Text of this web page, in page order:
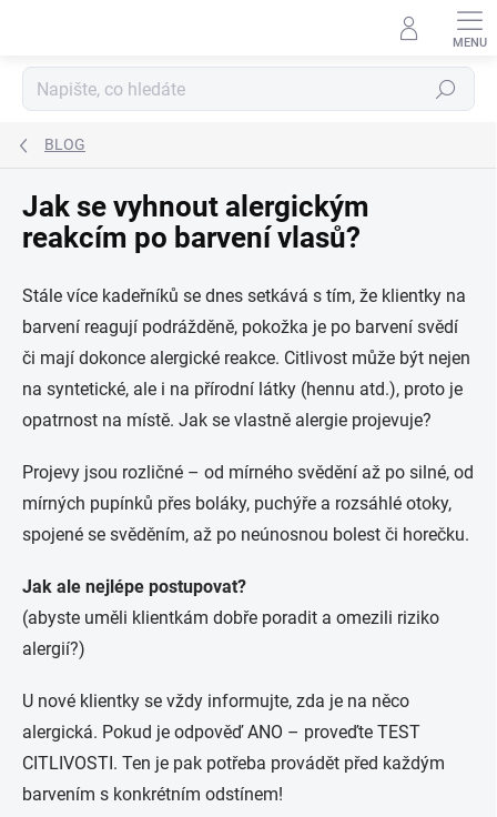
Hledat
BLOG
Jak se vyhnout alergickým
reakcím po barvení vlasů?
Stále více kadeřníků se dnes setkává s tím, že klientky na
barvení reagují podrážděně, pokožka je po barvení svědí
či mají dokonce alergické reakce. Citlivost může být nejen
na syntetické, ale i na přírodní látky (hennu atd.), proto je
opatrnost na místě. Jak se vlastně alergie projevuje?
Projevy jsou rozličné – od mírného svědění až po silné, od
mírných pupínků přes boláky, puchýře a rozsáhlé otoky,
spojené se svěděním, až po neúnosnou bolest či horečku.
Jak ale nejlépe postupovat?
(abyste uměli klientkám dobře poradit a omezili riziko
alergií?)
U nové klientky se vždy informujte, zda je na něco
alergická. Pokud je odpověď ANO – proveďte TEST
CITLIVOSTI. Ten je pak potřeba provádět před každým
barvením s konkrétním odstínem!